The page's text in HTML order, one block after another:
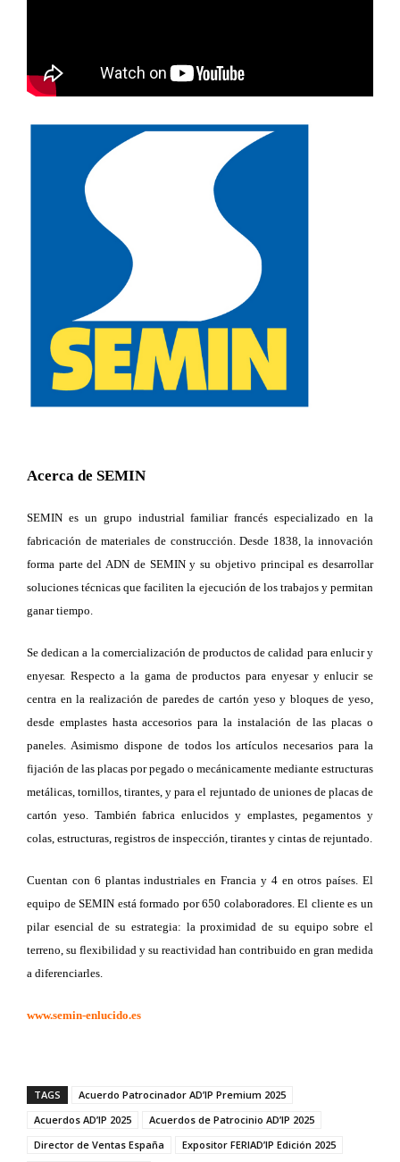
Acerca de SEMIN
SEMIN es un grupo industrial familiar francés especializado en la
fabricación de materiales de construcción. Desde 1838, la innovación
forma parte del ADN de SEMIN y su objetivo principal es desarrollar
soluciones técnicas que faciliten la ejecución de los trabajos y permitan
ganar tiempo.
Se dedican a la comercialización de productos de calidad para enlucir y
enyesar. Respecto a la gama de productos para enyesar y enlucir se
centra en la realización de paredes de cartón yeso y bloques de yeso,
desde emplastes hasta accesorios para la instalación de las placas o
paneles. Asimismo dispone de todos los artículos necesarios para la
fijación de las placas por pegado o mecánicamente mediante estructuras
metálicas, tornillos, tirantes, y para el rejuntado de uniones de placas de
cartón yeso. También fabrica enlucidos y emplastes, pegamentos y
colas, estructuras, registros de inspección, tirantes y cintas de rejuntado.
Cuentan con 6 plantas industriales en Francia y 4 en otros países. El
equipo de SEMIN está formado por 650 colaboradores. El cliente es un
pilar esencial de su estrategia: la proximidad de su equipo sobre el
terreno, su flexibilidad y su reactividad han contribuido en gran medida
a diferenciarles.
www.semin-enlucido.es
TAGS
Acuerdo Patrocinador AD’IP Premium 2025
Acuerdos AD’IP 2025
Acuerdos de Patrocinio AD’IP 2025
Director de Ventas España
Expositor FERIAD’IP Edición 2025